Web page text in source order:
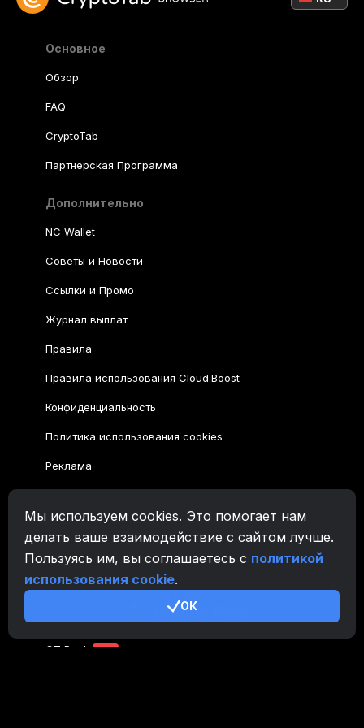
Мы используем cookies. Это помогает нам
делать ваше взаимодействие с сайтом лучше.
Пользуясь им, вы соглашаетесь с политикой
использования cookie.
ОК
Основное
Обзор
FAQ
CryptoTab
Партнерская Программа
Дополнительно
NC Wallet
Советы и Новости
Ссылки и Промо
Журнал выплат
Правила
Правила использования Cloud.Boost
Конфиденциальность
Политика использования cookies
Реклама
CryptoTabБраузер
CryptoTabдля Android MAX
CryptoTabдля Android PRO
CryptoTabдля Android LITE
CT Pool